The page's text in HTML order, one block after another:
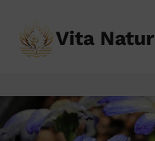
obsah
Vita Natur